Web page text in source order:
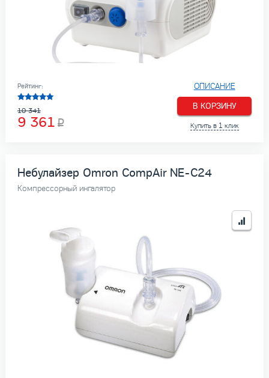
ОПИСАНИЕ
В КОРЗИНУ
Купить в 1 клик
Рейтинг:
10 341
9 361
Небулайзер Omron CompAir NE-C24
Компрессорный ингалятор